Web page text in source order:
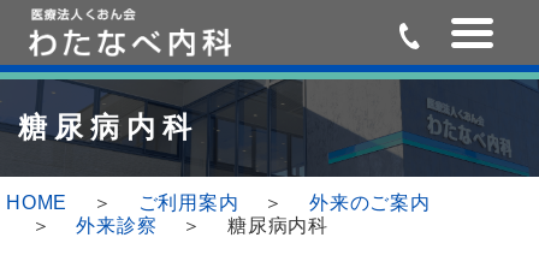
to
content
to
Navigation
糖尿病内科
HOME ご利用案内
外来のご案内
外来診察
糖尿病内科